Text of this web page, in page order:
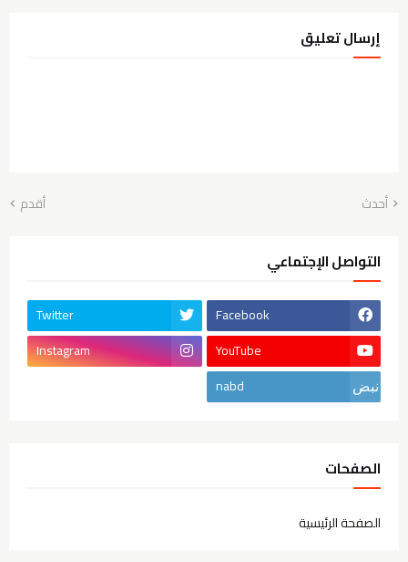
إرسال تعليق
أحدث أقدم
التواصل الإجتماعي
Facebook
Twitter
YouTube
Instagram
nabd
الصفحات
الصفحة الرئيسية